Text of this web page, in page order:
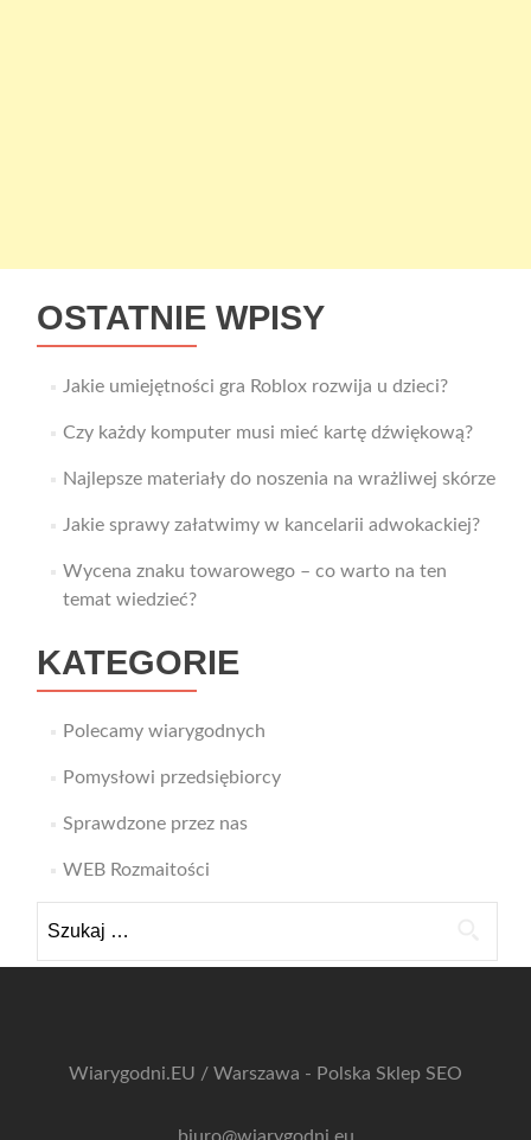
OSTATNIE WPISY
Jakie umiejętności gra Roblox rozwija u dzieci?
Czy każdy komputer musi mieć kartę dźwiękową?
Najlepsze materiały do noszenia na wrażliwej skórze
Jakie sprawy załatwimy w kancelarii adwokackiej?
Wycena znaku towarowego – co warto na ten
temat wiedzieć?
KATEGORIE
Polecamy wiarygodnych
Pomysłowi przedsiębiorcy
Sprawdzone przez nas
WEB Rozmaitości
Wiarygodni.EU / Warszawa - Polska Sklep SEO